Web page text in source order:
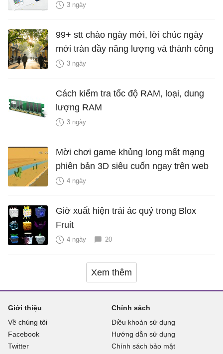
3 ngày
99+ stt chào ngày mới, lời chúc ngày
mới tràn đầy năng lượng và thành công
3 ngày
Cách kiểm tra tốc độ RAM, loại, dung
lượng RAM
3 ngày
Mời chơi game khủng long mất mạng
phiên bản 3D siêu cuốn ngay trên web
4 ngày
Giờ xuất hiện trái ác quỷ trong Blox
Fruit
4 ngày 20
Xem thêm
Giới thiệu
Về chúng tôi
Facebook
Twitter
Chính sách
Điều khoản sử dụng
Hướng dẫn sử dụng
Chính sách bảo mật